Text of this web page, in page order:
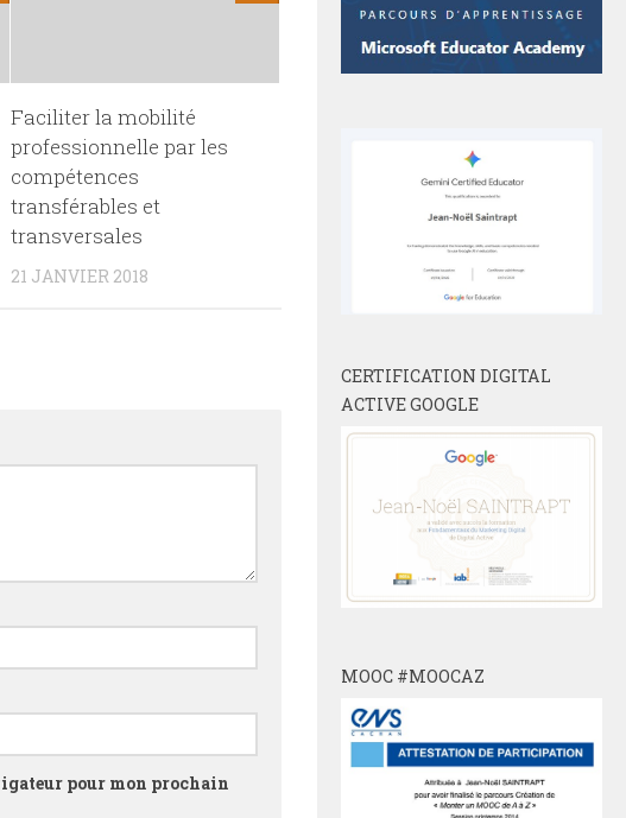
Faciliter la mobilité
professionnelle par les
compétences
transférables et
transversales
21 JANVIER 2018
pour mon prochain
CERTIFICATION DIGITAL
ACTIVE GOOGLE
MOOC #MOOCAZ